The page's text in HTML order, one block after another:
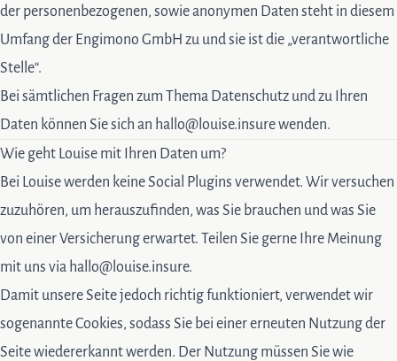
der personenbezogenen, sowie anonymen Daten steht in diesem
Umfang der Engimono GmbH zu und sie ist die „verantwortliche
Stelle“.
Bei sämtlichen Fragen zum Thema Datenschutz und zu Ihren
Daten können Sie sich an hallo@louise.insurewenden.
Wie geht Louise mit Ihren Daten um?
Bei Louise werden keine Social Plugins verwendet. Wir versuchen
zuzuhören, um herauszufinden, was Sie brauchen und was Sie
von einer Versicherung erwartet. Teilen Sie gerne Ihre Meinung
mit uns via hallo@louise.insure.
Damit unsere Seite jedoch richtig funktioniert, verwendet wir
sogenannte Cookies, sodass Sie bei einer erneuten Nutzung der
Seite wiedererkannt werden. Der Nutzung müssen Sie wie